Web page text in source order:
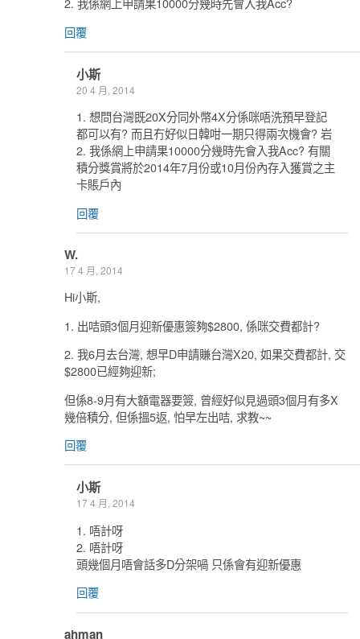
回覆
小斯
20 4 月, 2014
1. 想問台灣既20X分同外幣4X分係咪唔洗預早登記
都可以有? 而且冇好似日韓咁一期只得兩次機會? 岩
2. 我係網上申請果10000分幾時先會入我Acc? 有關
積分獎賞將於2014年7月份或10月份內存入獲賞之主
卡賬戶內
回覆
W.
17 4 月, 2014
Hi小斯,
1. 出咭頭3個月迎新優惠簽夠$2800, 係咪交費都計?
2. 我6月去台灣, 想早D申請賺台灣X20, 如果交費都計, 交
$2800已經夠迎新;
但係8-9月有大額電器要簽, 曾經好似見過頭3個月有多X
幾倍積分, 但係搵5返, 怕早左出咭, 求教~~
回覆
小斯
17 4 月, 2014
1. 唔計呀
2. 唔計呀
頭幾個月唔會話多D分架喎 只係會有迎新優惠
回覆
ahman